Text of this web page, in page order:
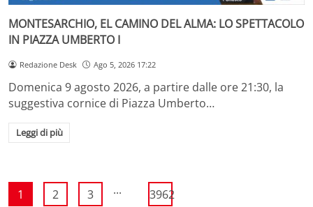
MONTESARCHIO, EL CAMINO DEL ALMA: LO SPETTACOLO
IN PIAZZA UMBERTO I
Redazione Desk Ago 5, 2026 17:22
Domenica 9 agosto 2026, a partire dalle ore 21:30, la
suggestiva cornice di Piazza Umberto…
Leggi di più
1 2 3 ... 3962